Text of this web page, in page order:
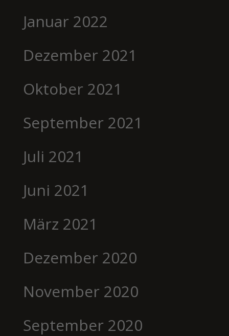
Januar 2022
Dezember 2021
Oktober 2021
September 2021
Juli 2021
Juni 2021
März 2021
Dezember 2020
November 2020
September 2020